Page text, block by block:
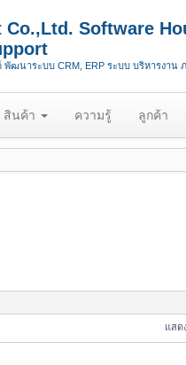
Co.,Ltd. Software
พัฒนาระบบ CRM, ERP ระบบ บริหารงาน
สินค้า ความรู้ ลูกค้า
แสด